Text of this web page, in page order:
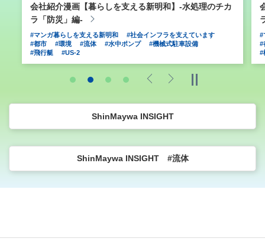
会社紹介漫画【暮らしを支える新明和】-水処理のチカ
ラ「防災」編-
#マンガ暮らしを支える新明和
#社会インフラを支えています
#都市
#環境 #流体 #水中ポンプ
#機械式駐車設備
#飛行艇
#US-2
#
#
#
Previous
ShinMaywa INSIGHT
ShinMaywa INSIGHT #流体